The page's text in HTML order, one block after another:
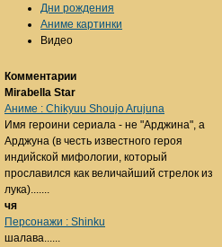
Дни рождения
Аниме картинки
Видео
Комментарии
Mirabella Star
Аниме : Chikyuu Shoujo Arujuna
Имя героини сериала - не "Арджина", а
Арджуна (в честь известного героя
индийской мифологии, который
прославился как величайший стрелок из
лука).......
чя
Персонажи : Shinku
шалава......